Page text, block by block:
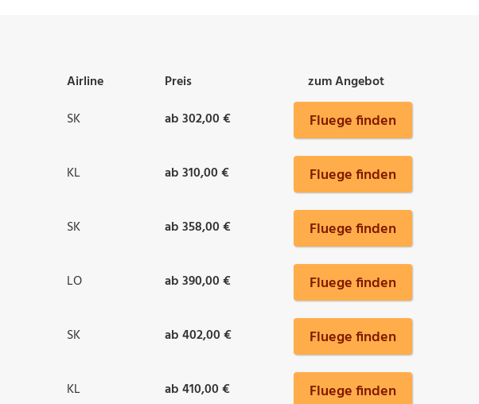
Airline Preis
zum Angebot
SK ab 302,00 € Fluege finden
KL ab 310,00 € Fluege finden
SK ab 358,00 € Fluege finden
LO ab 390,00 € Fluege finden
SK ab 402,00 € Fluege finden
KL ab 410,00 € Fluege finden